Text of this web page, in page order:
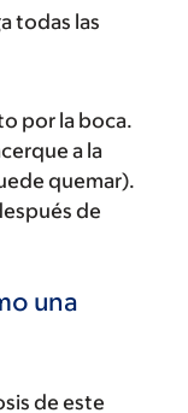
todas las
por la boca.
a la
quemar).
de
una
de este